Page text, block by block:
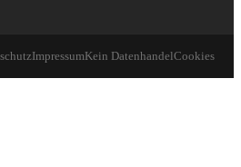
ImpressumKein DatenhandelCookies